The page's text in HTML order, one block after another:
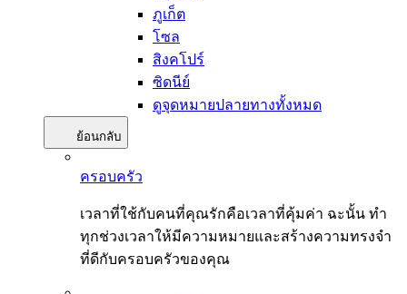
ภูเก็ต
โซล
สิงคโปร์
ซิดนีย์
ดูจุดหมายปลายทางทั้งหมด
ย้อนกลับ
ครอบครัว
เวลาที่ใช้กับคนที่คุณรักคือเวลาที่คุ้มค่า ฉะนั้น ทำ
ทุกช่วงเวลาให้มีความหมายและสร้างความทรงจำ
ที่ดีกับครอบครัวของคุณ